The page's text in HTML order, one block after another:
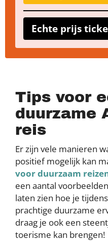
Echte prijs
Tips voor
duurzame
reis
Er zijn vele manieren
positief mogelijk kan
voor duurzaam
een aantal
laten zien hoe je
prachtige duurzame
draag je ook een
toerisme kan brengen!